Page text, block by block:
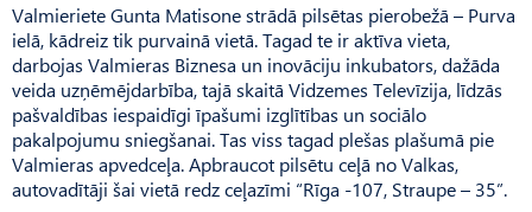
Valmieriete Gunta Matisone strādā pilsētas pierobežā – Purva
ielā, kādreiz tik purvainā vietā. Tagad te ir aktīva vieta,
darbojas Valmieras Biznesa un inovāciju inkubators, dažāda
veida uzņēmējdarbība, tajā skaitā Vidzemes Televīzija, līdzās
pašvaldības iespaidīgi īpašumi izglītības un sociālo
pakalpojumu sniegšanai. Tas viss tagad plešas plašumā pie
Valmieras apvedceļa. Apbraucot pilsētu ceļā no Valkas,
autovadītāji šai vietā redz ceļazīmi “Rīga -107, Straupe – 35”.